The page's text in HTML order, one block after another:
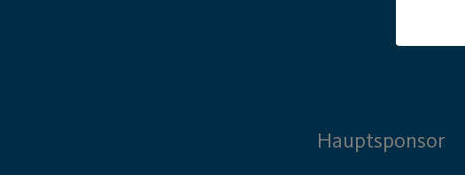
Hauptsponsor